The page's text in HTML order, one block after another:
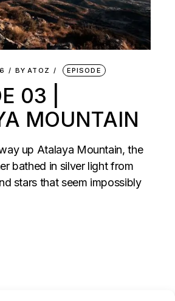
BY ATOZ EPISODE
03 |
MOUNTAIN
up Atalaya Mountain, the
bathed in silver light from
stars that seem impossibly